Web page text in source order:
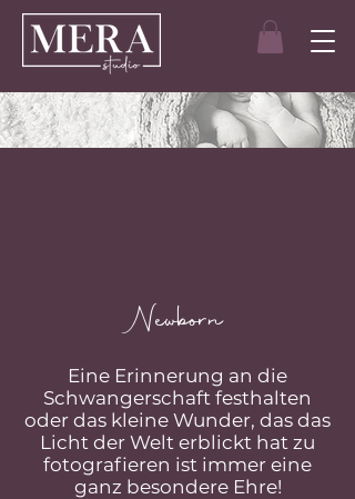
Newborn
Eine Erinnerung an die
Schwangerschaft festhalten
oder das kleine Wunder, das das
Licht der Welt erblickt hat zu
fotografieren ist immer eine
ganz besondere Ehre!